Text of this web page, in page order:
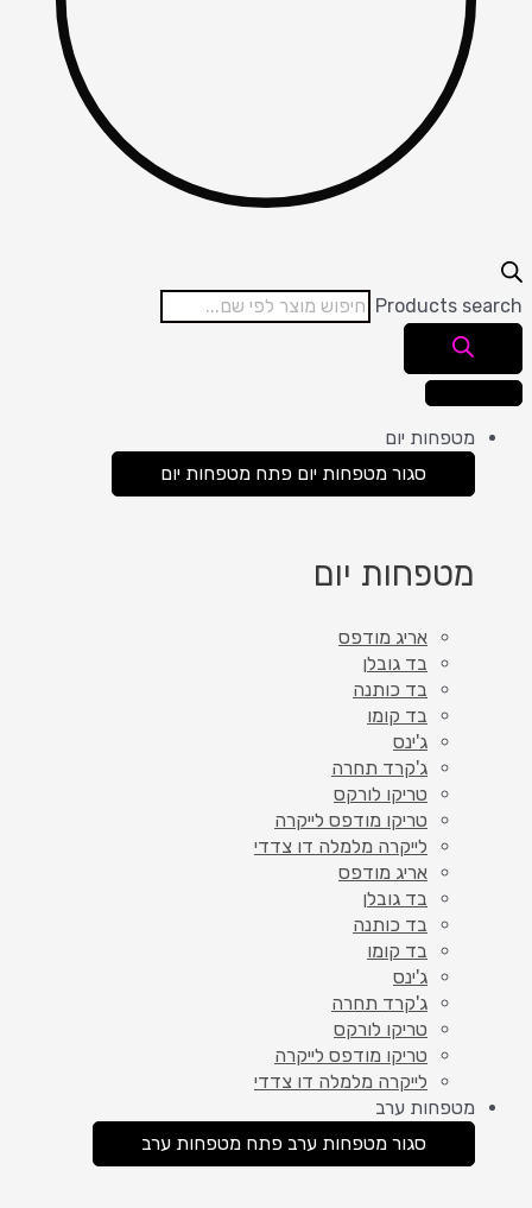
Products search
מטפחות יום
סגור מטפחות יום פתח מטפחות יום
מטפחות יום
אריג מודפס
בד גובלן
בד כותנה
בד קומו
ג'ינס
ג'קרד תחרה
טריקו לורקס
טריקו מודפס לייקרה
לייקרה מלמלה דו צדדי
אריג מודפס
בד גובלן
בד כותנה
בד קומו
ג'ינס
ג'קרד תחרה
טריקו לורקס
טריקו מודפס לייקרה
לייקרה מלמלה דו צדדי
מטפחות ערב
סגור מטפחות ערב פתח מטפחות ערב